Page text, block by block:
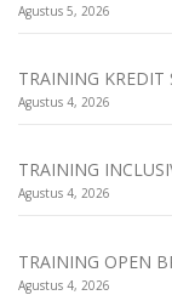
Agustus 5, 2026
TRAINING KREDIT
Agustus 4, 2026
TRAINING
Agustus 4, 2026
TRAINING OPEN
Agustus 4, 2026